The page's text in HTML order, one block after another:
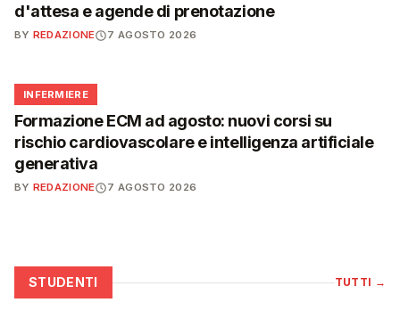
d'attesa e agende di prenotazione
BY REDAZIONE 7 AGOSTO 2026
🩺
INFERMIERE
Formazione ECM ad agosto: nuovi corsi su
rischio cardiovascolare e intelligenza artificiale
generativa
BY REDAZIONE 7 AGOSTO 2026
STUDENTI TUTTI →